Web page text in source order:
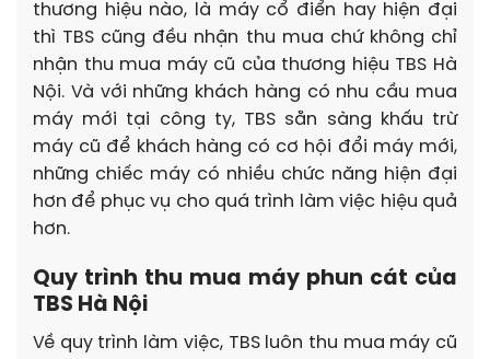
thương hiệu nào, là máy cổ điển hay hiện đại
thì TBS cũng đều nhận thu mua chứ không chỉ
nhận thu mua máy cũ của thương hiệu TBS Hà
Nội. Và với những khách hàng có nhu cầu mua
máy mới tại công ty, TBS sẵn sàng khấu trừ
máy cũ để khách hàng có cơ hội đổi máy mới,
những chiếc máy có nhiều chức năng hiện đại
hơn để phục vụ cho quá trình làm việc hiệu quả
hơn.
Quy trình thu mua máy phun cát của
TBS Hà Nội
Về quy trình làm việc, TBS luôn thu mua máy cũ